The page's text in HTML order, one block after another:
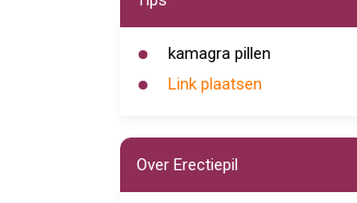
kamagra pillen
Link plaatsen
Over Erectiepil